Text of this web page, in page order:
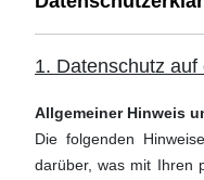
1. Datenschutz auf
Allgemeiner Hinweis
Die folgenden
darüber, was mit Ihren